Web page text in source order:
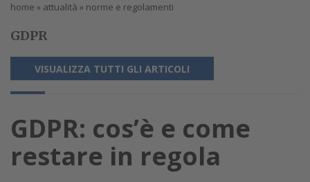
home » attualità » norme e regolamenti
GDPR
VISUALIZZA TUTTI GLI ARTICOLI
GDPR: cos’è e come
restare in regola